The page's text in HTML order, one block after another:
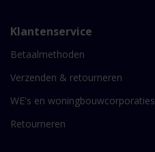
Klantenservice
Betaalmethoden
Verzenden & retourneren
WE's en woningbouwcorporaties
Retourneren